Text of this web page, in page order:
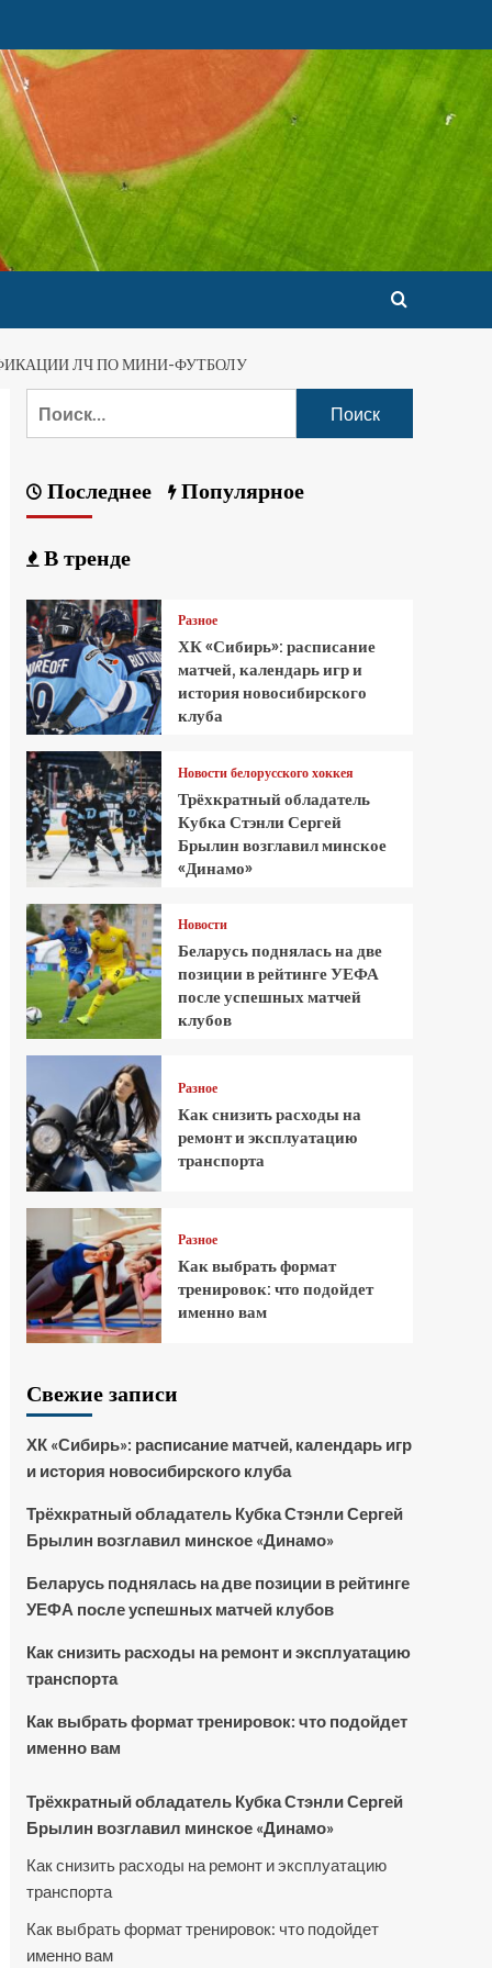
ЛЧ ПО МИНИ-ФУТБОЛУ
Последнее Популярное
В тренде
Разное
ХК «Сибирь»: расписание
матчей, календарь игр и
история новосибирского
клуба
Новости белорусского хоккея
Трёхкратный обладатель
Кубка Стэнли Сергей
Брылин возглавил минское
«Динамо»
Новости
Беларусь поднялась на две
позиции в рейтинге УЕФА
после успешных матчей
клубов
Разное
Как снизить расходы на
ремонт и эксплуатацию
транспорта
Разное
Как выбрать формат
тренировок: что подойдет
именно вам
Свежие записи
ХК «Сибирь»: расписание матчей, календарь игр
и история новосибирского клуба
Трёхкратный обладатель Кубка Стэнли Сергей
Брылин возглавил минское «Динамо»
Беларусь поднялась на две позиции в рейтинге
УЕФА после успешных матчей клубов
Как снизить расходы на ремонт и эксплуатацию
транспорта
Как выбрать формат тренировок: что подойдет
именно вам
Трёхкратный обладатель Кубка Стэнли Сергей
Брылин возглавил минское «Динамо»
Как снизить расходы на ремонт и эксплуатацию
транспорта
Как выбрать формат тренировок: что подойдет
именно вам